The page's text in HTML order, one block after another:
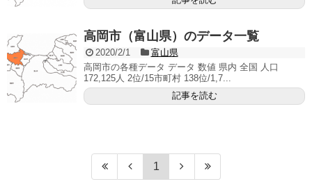
高岡市（富山県）のデータ一覧
2020/2/1
富山県
高岡市の各種データ データ 数値 県内 全国 人口
172,125人 2位/15市町村 138位/1,7...
記事を読む
1